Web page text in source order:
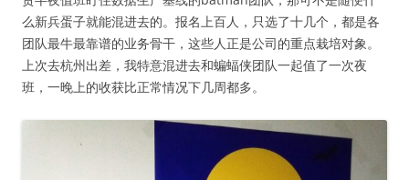
么新兵蛋子就能混进去的。报名上百人，只选了十几个，都是各
团队最牛最靠谱的业务骨干，这些人正是公司的重点栽培对象。
上次去杭州出差，我特意混进去和蝙蝠侠团队一起值了一次夜
班，一晚上的收获比正常情况下几周都多。